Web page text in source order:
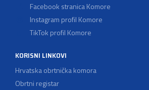
Facebook stranica Komore
Instagram profil Komore
TikTok profil Komore
KORISNI LINKOVI
Hrvatska obrtnička komora
Obrtni registar